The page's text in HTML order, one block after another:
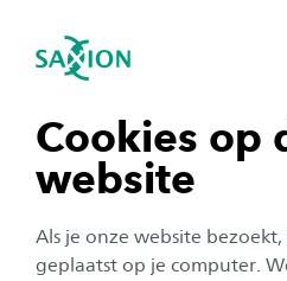
Cookies op
website
Als je onze website
geplaatst op je computer.
Navigatie openen
tonen
tonen
tonen
sluiten
Mechatronica
Subnavigatie tonen